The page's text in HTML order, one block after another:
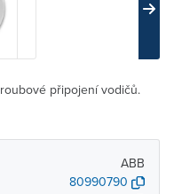
připojení vodičů.
ABB
80990790